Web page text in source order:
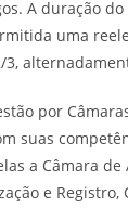
A duração
uma
3,
por
suas
a Câmara
e Registro,